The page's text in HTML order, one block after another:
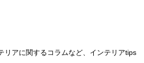
リアに関するコラムなど、インテリアtips